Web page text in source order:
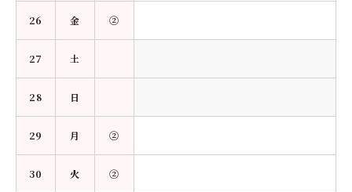
26 金 ②
27 土
28 日
29 月 ②
30 火 ②